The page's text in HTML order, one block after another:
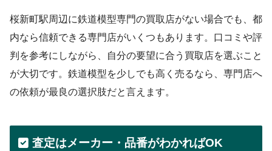
桜新町駅周辺に鉄道模型専門の買取店がない場合でも、都
内なら信頼できる専門店がいくつもあります。口コミや評
判を参考にしながら、自分の要望に合う買取店を選ぶこと
が大切です。鉄道模型を少しでも高く売るなら、専門店へ
の依頼が最良の選択肢だと言えます。
査定はメーカー・品番がわかればOK